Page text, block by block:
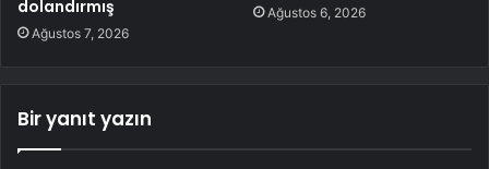
dolandırmış
Ağustos 7, 2026
Ağustos 6, 2026
Bir yanıt yazın